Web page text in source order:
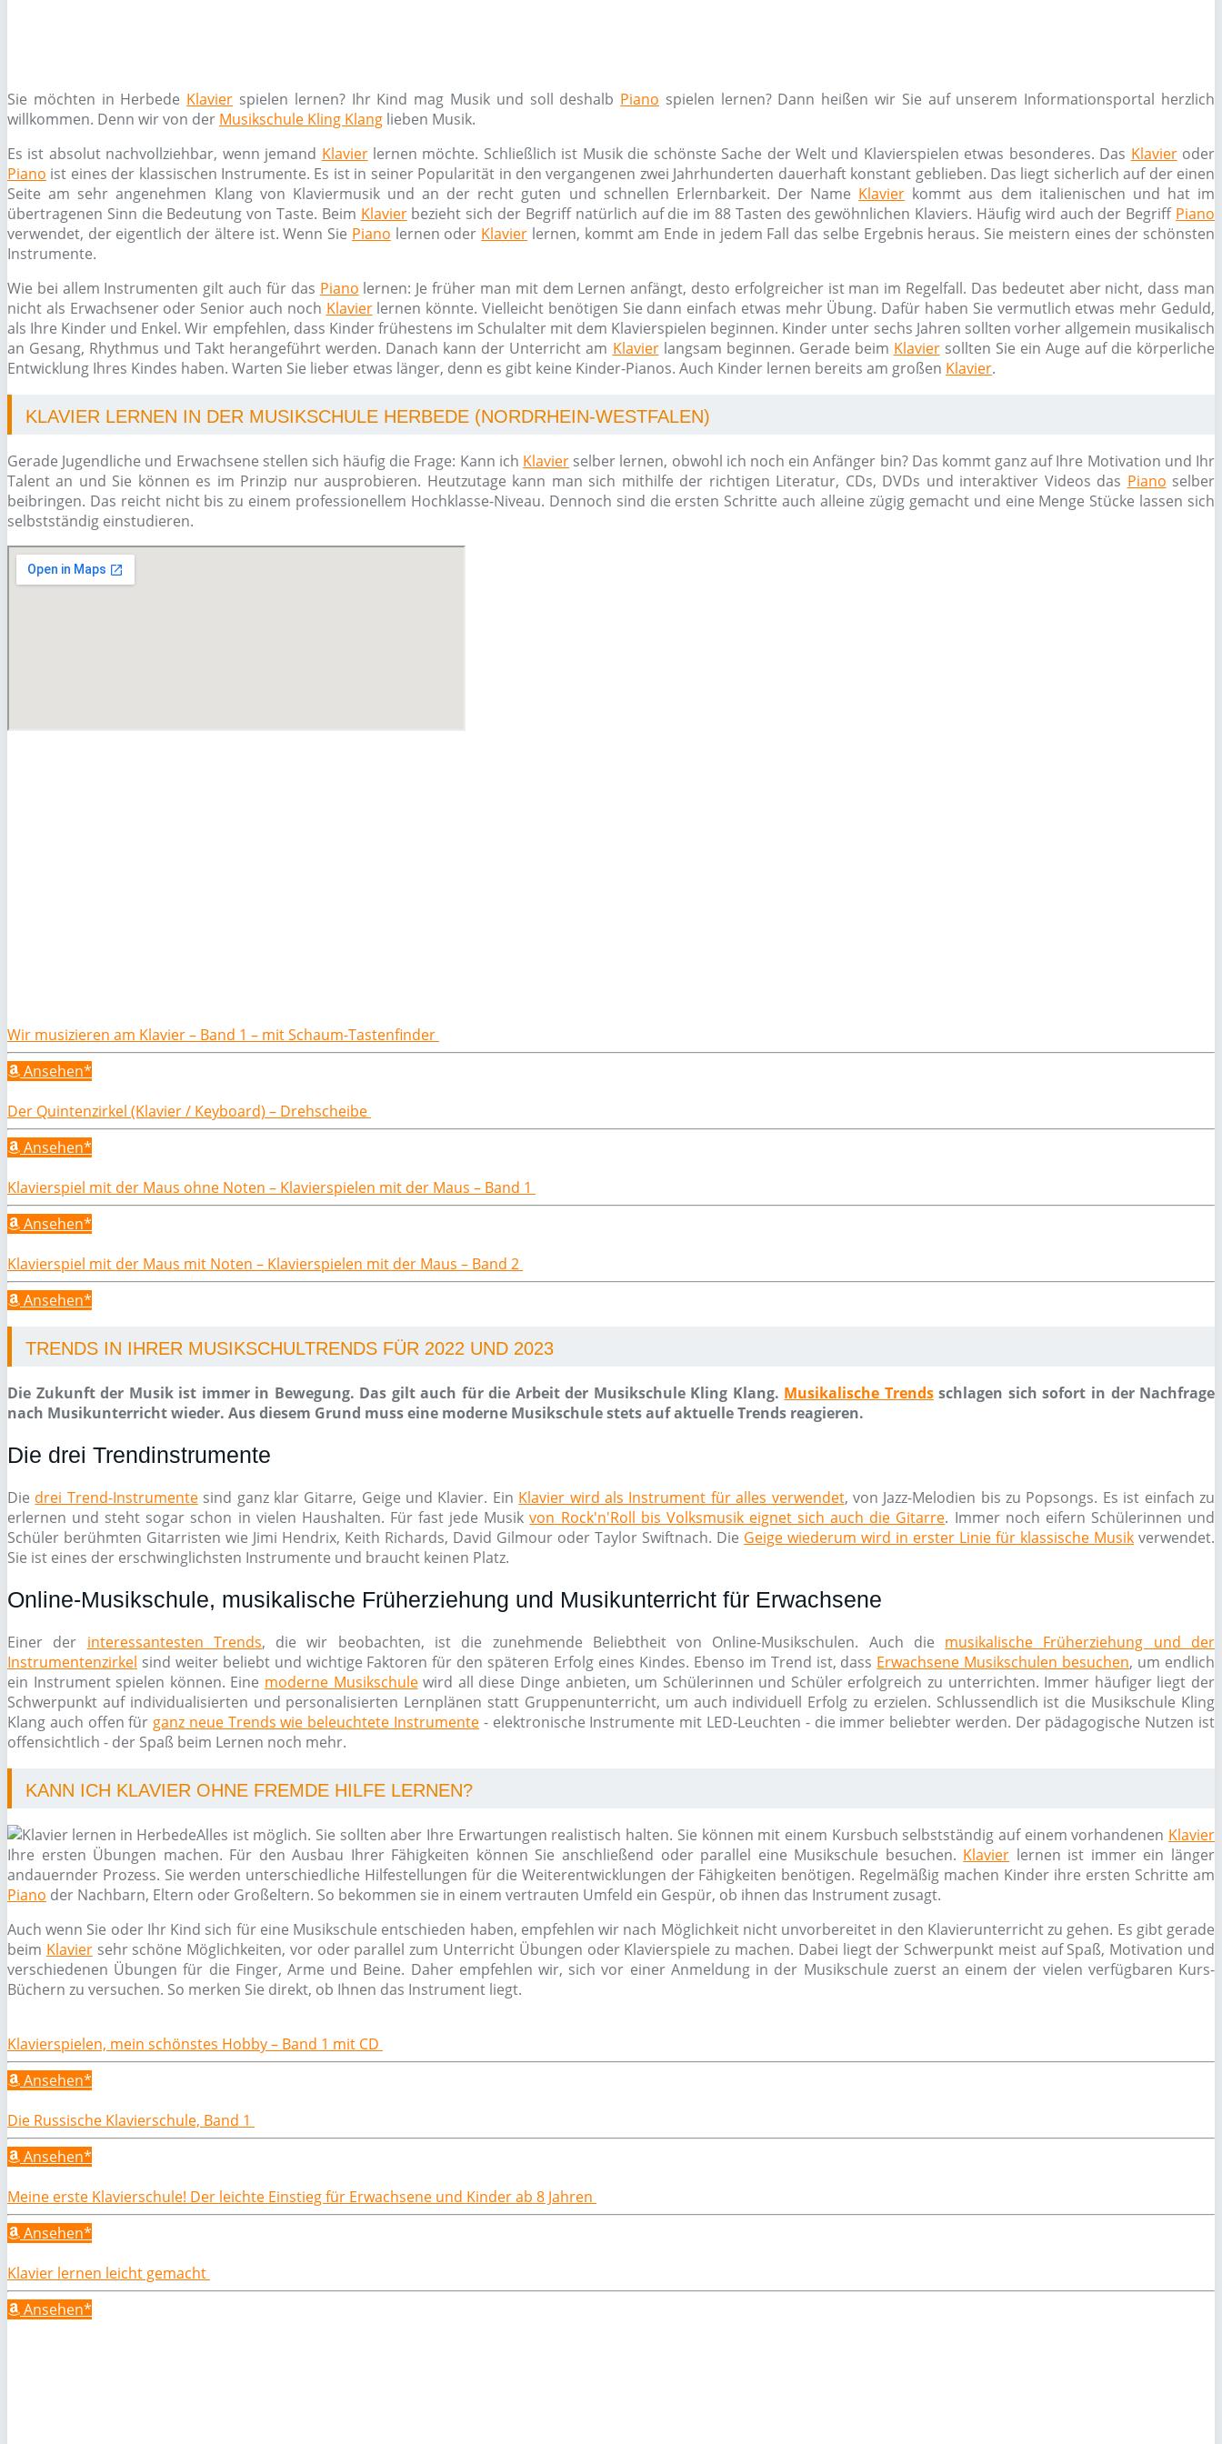
Sie möchten in Herbede Klavier spielen lernen? Ihr Kind mag Musik und soll deshalb Piano spielen lernen? Dann heißen wir Sie auf unserem Informationsportal herzlich
willkommen. Denn wir von der Musikschule Kling Klang lieben Musik.
Es ist absolut nachvollziehbar, wenn jemand Klavierlernen möchte. Schließlich ist Musik die schönste Sache der Welt und Klavierspielen etwas besonderes. Das Klavieroder
Piano ist eines der klassischen Instrumente. Es ist in seiner Popularität in den vergangenen zwei Jahrhunderten dauerhaft konstant geblieben. Das liegt sicherlich auf der einen
Seite am sehr angenehmen Klang von Klaviermusik und an der recht guten und schnellen Erlernbarkeit. Der Name Klavier kommt aus dem italienischen und hat im
übertragenen Sinn die Bedeutung von Taste. Beim Klavierbezieht sich der Begriff natürlich auf die im 88 Tasten des gewöhnlichen Klaviers. Häufig wird auch der Begriff Piano
verwendet, der eigentlich der ältere ist. Wenn Sie Piano lernen oder Klavier lernen, kommt am Ende in jedem Fall das selbe Ergebnis heraus. Sie meistern eines der schönsten
Instrumente.
Wie bei allem Instrumenten gilt auch für das Piano lernen: Je früher man mit dem Lernen anfängt, desto erfolgreicher ist man im Regelfall. Das bedeutet aber nicht, dass man
nicht als Erwachsener oder Senior auch noch Klavierlernen könnte. Vielleicht benötigen Sie dann einfach etwas mehr Übung. Dafür haben Sie vermutlich etwas mehr Geduld,
als Ihre Kinder und Enkel. Wir empfehlen, dass Kinder frühestens im Schulalter mit dem Klavierspielen beginnen. Kinder unter sechs Jahren sollten vorher allgemein musikalisch
an Gesang, Rhythmus und Takt herangeführt werden. Danach kann der Unterricht am Klavierlangsam beginnen. Gerade beim Klaviersollten Sie ein Auge auf die körperliche
Entwicklung Ihres Kindes haben. Warten Sie lieber etwas länger, denn es gibt keine Kinder-Pianos. Auch Kinder lernen bereits am großen Klavier.
KLAVIER LERNEN IN DER MUSIKSCHULE HERBEDE (NORDRHEIN-WESTFALEN)
Gerade Jugendliche und Erwachsene stellen sich häufig die Frage: Kann ich Klavier selber lernen, obwohl ich noch ein Anfänger bin? Das kommt ganz auf Ihre Motivation und Ihr
Talent an und Sie können es im Prinzip nur ausprobieren. Heutzutage kann man sich mithilfe der richtigen Literatur, CDs, DVDs und interaktiver Videos das Piano selber
beibringen. Das reicht nicht bis zu einem professionellem Hochklasse-Niveau. Dennoch sind die ersten Schritte auch alleine zügig gemacht und eine Menge Stücke lassen sich
selbstständig einstudieren.
Wir musizieren am Klavier – Band 1 – mit Schaum-Tastenfinder
Ansehen*
Der Quintenzirkel (Klavier / Keyboard) – Drehscheibe
Ansehen*
Klavierspiel mit der Maus ohne Noten – Klavierspielen mit der Maus – Band 1
Ansehen*
Klavierspiel mit der Maus mit Noten – Klavierspielen mit der Maus – Band 2
Ansehen*
TRENDS IN IHRER MUSIKSCHULTRENDS FÜR 2022 UND 2023
Die Zukunft der Musik ist immer in Bewegung. Das gilt auch für die Arbeit der Musikschule Kling Klang. Musikalische Trendsschlagen sich sofort in der Nachfrage
nach Musikunterricht wieder. Aus diesem Grund muss eine moderne Musikschule stets auf aktuelle Trends reagieren.
Die drei Trendinstrumente
Die drei Trend-Instrumentesind ganz klar Gitarre, Geige und Klavier. Ein Klavier wird als Instrument für alles verwendet, von Jazz-Melodien bis zu Popsongs. Es ist einfach zu
erlernen und steht sogar schon in vielen Haushalten. Für fast jede Musikvon Rock'n'Roll bis Volksmusik eignet sich auch die Gitarre. Immer noch eifern Schülerinnen und
Schüler berühmten Gitarristen wie Jimi Hendrix, Keith Richards, David Gilmour oder Taylor Swiftnach. Die Geige wiederum wird in erster Linie für klassische Musik verwendet.
Sie ist eines der erschwinglichsten Instrumente und braucht keinen Platz.
Online-Musikschule, musikalische Früherziehung und Musikunterricht für Erwachsene
Einer der interessantesten Trends, die wir beobachten, ist die zunehmende Beliebtheit von Online-Musikschulen. Auch die musikalische Früherziehung und der
Instrumentenzirkel sind weiter beliebt und wichtige Faktoren für den späteren Erfolg eines Kindes. Ebenso im Trend ist, dass Erwachsene Musikschulen besuchen, um endlich
ein Instrument spielen können. Eine moderne Musikschulewird all diese Dinge anbieten, um Schülerinnen und Schüler erfolgreich zu unterrichten. Immer häufiger liegt der
Schwerpunkt auf individualisierten und personalisierten Lernplänen statt Gruppenunterricht, um auch individuell Erfolg zu erzielen. Schlussendlich ist die Musikschule Kling
Klang auch offen für ganz neue Trends wie beleuchtete Instrumente - elektronische Instrumente mit LED-Leuchten - die immer beliebter werden. Der pädagogische Nutzen ist
offensichtlich - der Spaß beim Lernen noch mehr.
KANN ICH KLAVIER OHNE FREMDE HILFE LERNEN?
Alles ist möglich. Sie sollten aber Ihre Erwartungen realistisch halten. Sie können mit einem Kursbuch selbstständig auf einem vorhandenen Klavier
Ihre ersten Übungen machen. Für den Ausbau Ihrer Fähigkeiten können Sie anschließend oder parallel eine Musikschule besuchen. Klavier lernen ist immer ein länger
andauernder Prozess. Sie werden unterschiedliche Hilfestellungen für die Weiterentwicklungen der Fähigkeiten benötigen. Regelmäßig machen Kinder ihre ersten Schritte am
Piano der Nachbarn, Eltern oder Großeltern. So bekommen sie in einem vertrauten Umfeld ein Gespür, ob ihnen das Instrument zusagt.
Auch wenn Sie oder Ihr Kind sich für eine Musikschule entschieden haben, empfehlen wir nach Möglichkeit nicht unvorbereitet in den Klavierunterricht zu gehen. Es gibt gerade
beim Klaviersehr schöne Möglichkeiten, vor oder parallel zum Unterricht Übungen oder Klavierspiele zu machen. Dabei liegt der Schwerpunkt meist auf Spaß, Motivation und
verschiedenen Übungen für die Finger, Arme und Beine. Daher empfehlen wir, sich vor einer Anmeldung in der Musikschule zuerst an einem der vielen verfügbaren Kurs-
Büchern zu versuchen. So merken Sie direkt, ob Ihnen das Instrument liegt.
Klavierspielen, mein schönstes Hobby – Band 1 mit CD
Ansehen*
Die Russische Klavierschule, Band 1
Ansehen*
Meine erste Klavierschule! Der leichte Einstieg für Erwachsene und Kinder ab 8 Jahren
Ansehen*
Klavier lernen leicht gemacht
Ansehen*